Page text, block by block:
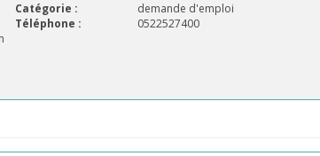
Catégorie :
demande d'emploi
Téléphone :
0522527400